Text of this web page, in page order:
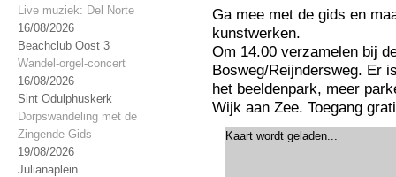
Live muziek: Del Norte
16/08/2026
Beachclub Oost 3
Wandel-orgel-concert
16/08/2026
Sint Odulphuskerk
Dorpswandeling met de
Zingende Gids
19/08/2026
Julianaplein
Ga mee met de gids en
kunstwerken.
Om 14.00 verzamelen bij
Bosweg/Reijndersweg. Er
het beeldenpark, meer
Wijk aan Zee. Toegang
Kaart wordt geladen...